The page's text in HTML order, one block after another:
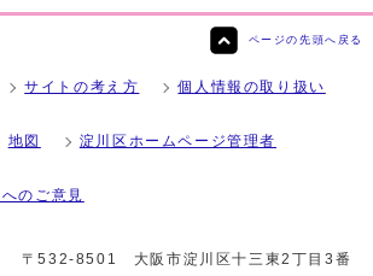
ページの先頭へ戻る
サイトの考え方 個人情報の取り扱い
地図 淀川区ホームページ管理者
のご意見
〒532-8501 大阪市淀川区十三東2丁目3番